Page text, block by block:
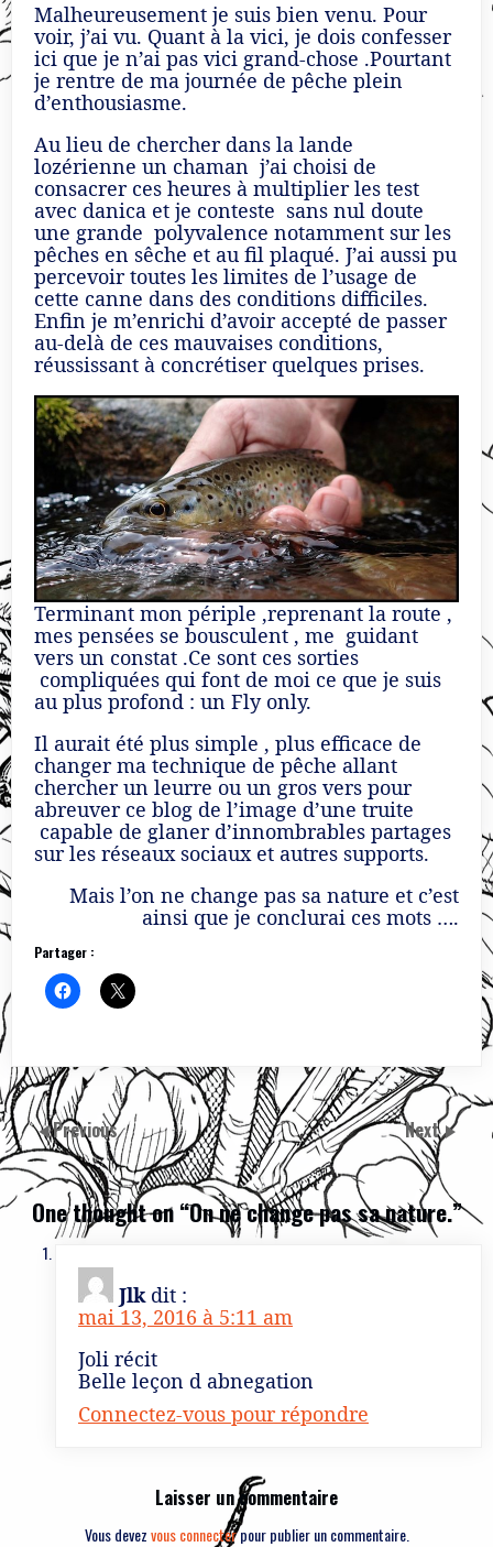
Malheureusement je suis bien venu. Pour
voir, j’ai vu. Quant à la vici, je dois confesser
ici que je n’ai pas vici grand-chose .Pourtant
je rentre de ma journée de pêche plein
d’enthousiasme.
Au lieu de chercher dans la lande
lozérienne un chaman j’ai choisi de
consacrer ces heures à multiplier les test
avec danica et je conteste sans nul doute
une grande polyvalence notamment sur les
pêches en sêche et au fil plaqué. J’ai aussi pu
percevoir toutes les limites de l’usage de
cette canne dans des conditions difficiles.
Enfin je m’enrichi d’avoir accepté de passer
au-delà de ces mauvaises conditions,
réussissant à concrétiser quelques prises.
Terminant mon périple ,reprenant la route ,
mes pensées se bousculent , me guidant
vers un constat .Ce sont ces sorties
compliquées qui font de moi ce que je suis
au plus profond : un Fly only.
Il aurait été plus simple , plus efficace de
changer ma technique de pêche allant
chercher un leurre ou un gros vers pour
abreuver ce blog de l’image d’une truite
capable de glaner d’innombrables partages
sur les réseaux sociaux et autres supports.
Mais l’on ne change pas sa nature et c’est
ainsi que je conclurai ces mots ….
Partager :
Previous Next
One thought on “On ne change pas sa nature.”
Jlk dit :
mai 13, 2016 à 5:11 am
Joli récit
Belle leçon d abnegation
Connectez-vous pour répondre
Laisser un commentaire
Vous devezvous connecterpour publier un commentaire.